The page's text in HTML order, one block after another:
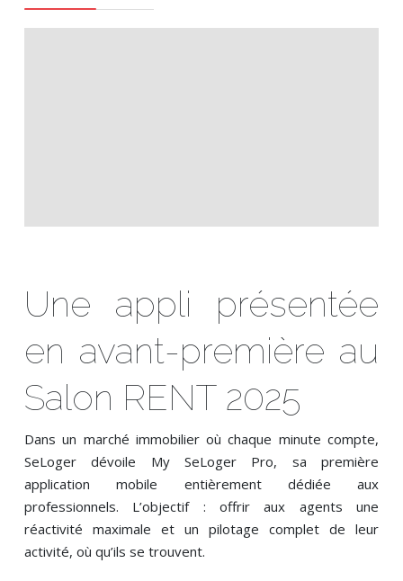
Une appli présentée
en avant-première au
Salon RENT 2025
Dans un marché immobilier où chaque minute compte,
SeLoger dévoile My SeLoger Pro, sa première
application mobile entièrement dédiée aux
professionnels. L’objectif : offrir aux agents une
réactivité maximale et un pilotage complet de leur
activité, où qu’ils se trouvent.